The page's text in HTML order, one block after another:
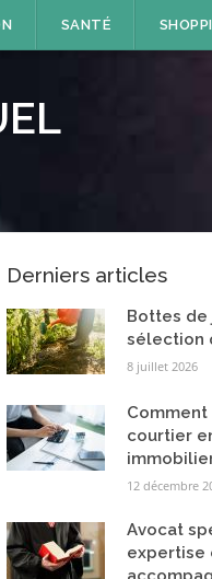
SANTÉ
Derniers articles
Bottes de
sélection
8 juillet 2026
Comment
courtier
12 décembre
Avocat
expertise